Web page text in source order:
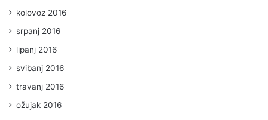
kolovoz 2016
srpanj 2016
lipanj 2016
svibanj 2016
travanj 2016
ožujak 2016